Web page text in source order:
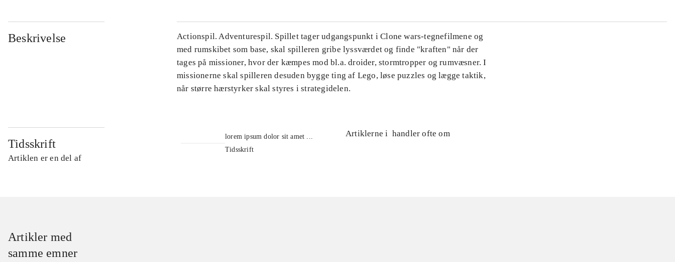
Beskrivelse
Actionspil. Adventurespil. Spillet tager udgangspunkt i Clone wars-tegnefilmene og
med rumskibet som base, skal spilleren gribe lyssværdet og finde "kraften" når der
tages på missioner, hvor der kæmpes mod bl.a. droider, stormtropper og rumvæsner. I
missionerne skal spilleren desuden bygge ting af Lego, løse puzzles og lægge taktik,
når større hærstyrker skal styres i strategidelen.
Tidsskrift
Artiklen er en del af
lorem ipsum dolor sit amet ...
Tidsskrift
Artiklerne i handler ofte om
Artikler med
samme emner